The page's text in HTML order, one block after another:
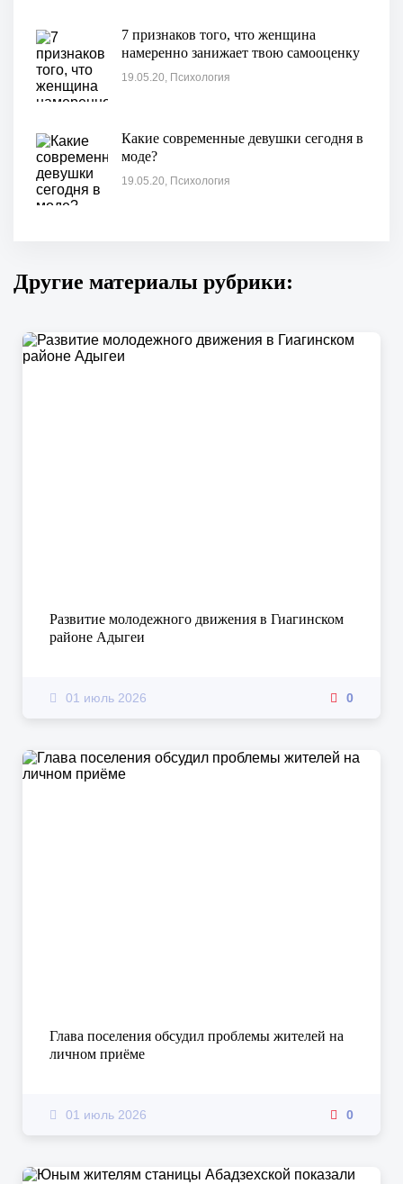
7 признаков того, что женщина
намеренно занижает твою самооценку
19.05.20, Психология
Какие современные девушки сегодня в
моде?
19.05.20, Психология
Другие материалы рубрики:
Развитие молодежного движения в Гиагинском
районе Адыгеи
01 июль 2026 0
Глава поселения обсудил проблемы жителей на
личном приёме
01 июль 2026 0